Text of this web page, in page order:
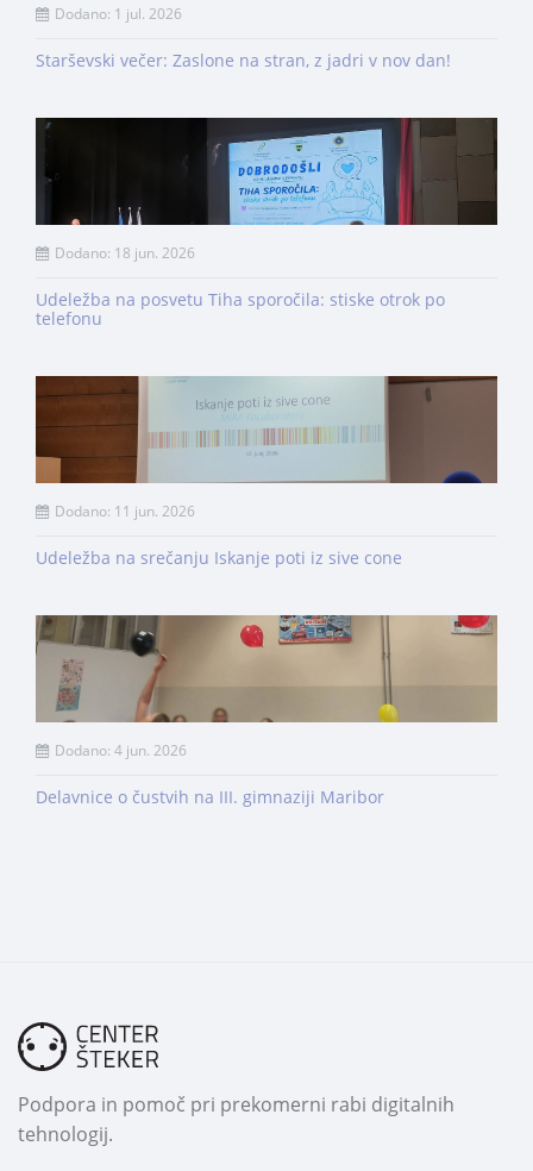
Dodano: 1 jul. 2026
Starševski večer: Zaslone na stran, z jadri v nov dan!
Dodano: 18 jun. 2026
Udeležba na posvetu Tiha sporočila: stiske otrok po
telefonu
Dodano: 11 jun. 2026
Udeležba na srečanju Iskanje poti iz sive cone
Dodano: 4 jun. 2026
Delavnice o čustvih na III. gimnaziji Maribor
Podpora in pomoč pri prekomerni rabi digitalnih
tehnologij.